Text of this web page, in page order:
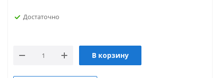
Достаточно
В корзину